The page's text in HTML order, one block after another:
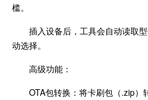
槛。
插入设备后，工具会自动读取
动选择。
高级功能：
OTA包转换：将卡刷包（.zip）